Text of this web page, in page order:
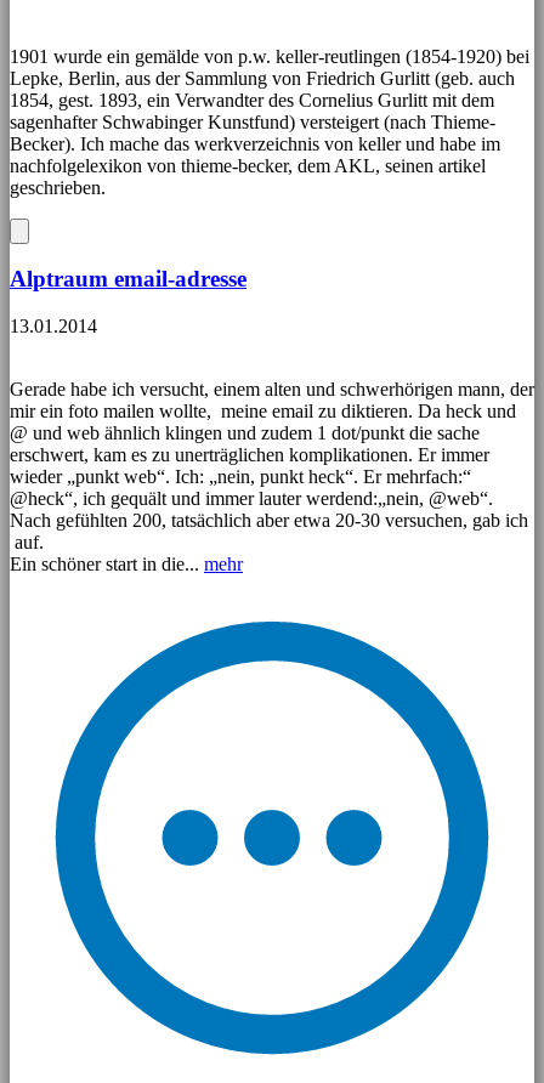
1901 wurde ein gemälde von p.w. keller-reutlingen (1854-1920) bei
Lepke, Berlin, aus der Sammlung von Friedrich Gurlitt (geb. auch
1854, gest. 1893, ein Verwandter des Cornelius Gurlitt mit dem
sagenhafter Schwabinger Kunstfund) versteigert (nach Thieme-
Becker). Ich mache das werkverzeichnis von keller und habe im
nachfolgelexikon von thieme-becker, dem AKL, seinen artikel
geschrieben.
Alptraum email-adresse
13.01.2014
Gerade habe ich versucht, einem alten und schwerhörigen mann, der
mir ein foto mailen wollte, meine email zu diktieren. Da heck und
@ und web ähnlich klingen und zudem 1 dot/punkt die sache
erschwert, kam es zu unerträglichen komplikationen. Er immer
wieder „punkt web“. Ich: „nein, punkt heck“. Er mehrfach:“
@heck“, ich gequält und immer lauter werdend:„nein, @web“.
Nach gefühlten 200, tatsächlich aber etwa 20-30 versuchen, gab ich
auf.
Ein schöner start in die... mehr